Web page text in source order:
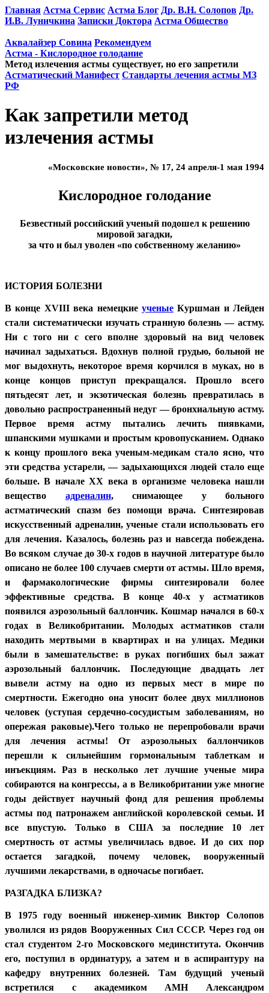
Главная Астма Сервис Астма Блог Др. В.Н. Солопов Др.
И.В. Луничкина Записки Доктора Астма Общество
Аквалайзер Совина Рекомендуем
Астма - Кислородное голодание
Метод излечения астмы существует, но его запретили
Астматический Манифест Стандарты лечения астмы МЗ
РФ
Как запретили метод
излечения астмы
«Московские новости», № 17, 24 апреля-1 мая 1994
Кислородное голодание
Безвестный российский ученый подошел к решению
мировой загадки,
за что и был уволен «по собственному желанию»
ИСТОРИЯ БОЛЕЗНИ
В конце XVIII века немецкие ученыеКуршман и Лейден
стали систематически изучать странную болезнь — астму.
Ни с того ни с сего вполне здоровый на вид человек
начинал задыхаться. Вдохнув полной грудью, больной не
мог выдохнуть, некоторое время корчился в муках, но в
конце концов приступ прекращался. Прошло всего
пятьдесят лет, и экзотическая болезнь превратилась в
довольно распространенный недуг — бронхиальную астму.
Первое время астму пытались лечить пиявками,
шпанскими мушками и простым кровопусканием. Однако
к концу прошлого века ученым-медикам стало ясно, что
эти средства устарели, — задыхающихся людей стало еще
больше. В начале XX века в организме человека нашли
вещество адреналин, снимающее у больного
астматический спазм без помощи врача. Синтезировав
искусственный адреналин, ученые стали использовать его
для лечения. Казалось, болезнь раз и навсегда побеждена.
Во всяком случае до 30-х годов в научной литературе было
описано не более 100 случаев смерти от астмы. Шло время,
и фармакологические фирмы синтезировали более
эффективные средства. В конце 40-х у астматиков
появился аэрозольный баллончик. Кошмар начался в 60-х
годах в Великобритании. Молодых астматиков стали
находить мертвыми в квартирах и на улицах. Медики
были в замешательстве: в руках погибших был зажат
аэрозольный баллончик. Последующие двадцать лет
вывели астму на одно из первых мест в мире по
смертности. Ежегодно она уносит более двух миллионов
человек (уступая сердечно-сосудистым заболеваниям, но
опережая раковые).Чего только не перепробовали врачи
для лечения астмы! От аэрозольных баллончиков
перешли к сильнейшим гормональным таблеткам и
инъекциям. Раз в несколько лет лучшие ученые мира
собираются на конгрессы, а в Великобритании уже многие
годы действует научный фонд для решения проблемы
астмы под патронажем английской королевской семьи. И
все впустую. Только в США за последние 10 лет
смертность от астмы увеличилась вдвое. И до сих пор
остается загадкой, почему человек, вооруженный
лучшими лекарствами, в одночасье погибает.
РАЗГАДКА БЛИЗКА?
В 1975 году военный инженер-химик Виктор Солопов
уволился из рядов Вооруженных Сил СССР. Через год он
стал студентом 2-го Московского мединститута. Окончив
его, поступил в ординатуру, а затем и в аспирантуру на
кафедру внутренних болезней. Там будущий ученый
встретился с академиком АМН Александром